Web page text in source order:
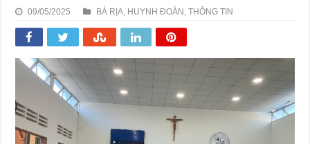
09/05/2025 BÀ RỊA HUYNH ĐOÀN ,THÔNG TIN